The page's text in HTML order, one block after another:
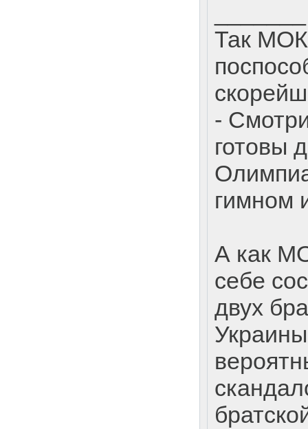
Так
-
готовы
гимном
А как
себе
двух